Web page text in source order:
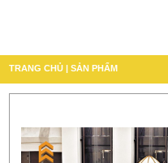
TRANG CHỦ| SẢN PHẨM